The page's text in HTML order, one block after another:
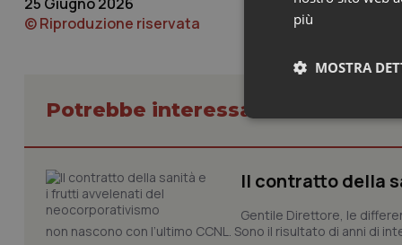
© Riproduzione riservata
Potrebbe interessarti in Lettere
Il contratto della
Gentile Direttore, le
non nascono con l’ultimo CCNL. Sono il risultato di anni di
più
MOSTRA